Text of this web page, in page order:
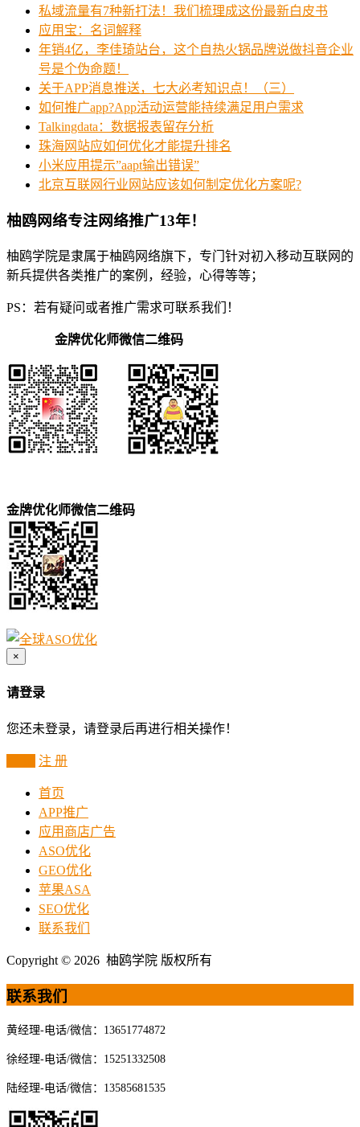
私域流量有7种新打法！我们梳理成这份最新白皮书
应用宝：名词解释
年销4亿，李佳琦站台，这个自热火锅品牌说做抖音企业
号是个伪命题！
关于APP消息推送，七大必考知识点！（三）
如何推广app?App活动运营能持续满足用户需求
Talkingdata：数据报表留存分析
珠海网站应如何优化才能提升排名
小米应用提示”aapt输出错误”
北京互联网行业网站应该如何制定优化方案呢?
柚鸥网络专注网络推广13年！
柚鸥学院是隶属于柚鸥网络旗下，专门针对初入移动互联网的
新兵提供各类推广的案例，经验，心得等等；
PS：若有疑问或者推广需求可联系我们！
金牌优化师微信二维码
金牌优化师微信二维码
×
请登录
您还未登录，请登录后再进行相关操作！
注 册
首页
APP推广
应用商店广告
ASO优化
GEO优化
苹果ASA
SEO优化
联系我们
Copyright © 2026 柚鸥学院 版权所有
联系我们
黄经理-电话/微信：13651774872
徐经理-电话/微信：15251332508
陆经理-电话/微信：13585681535